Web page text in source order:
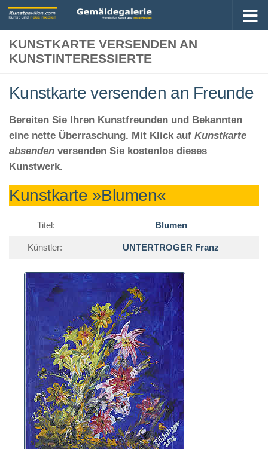
KUNSTKARTE VERSENDEN AN
KUNSTINTERESSIERTE
Kunstkarte versenden an Freunde
Bereiten Sie Ihren Kunstfreunden und Bekannten
eine nette Überraschung. Mit Klick auf Kunstkarte
absenden versenden Sie kostenlos dieses
Kunstwerk.
Kunstkarte »Blumen«
Titel: Blumen
Künstler: UNTERTROGER Franz